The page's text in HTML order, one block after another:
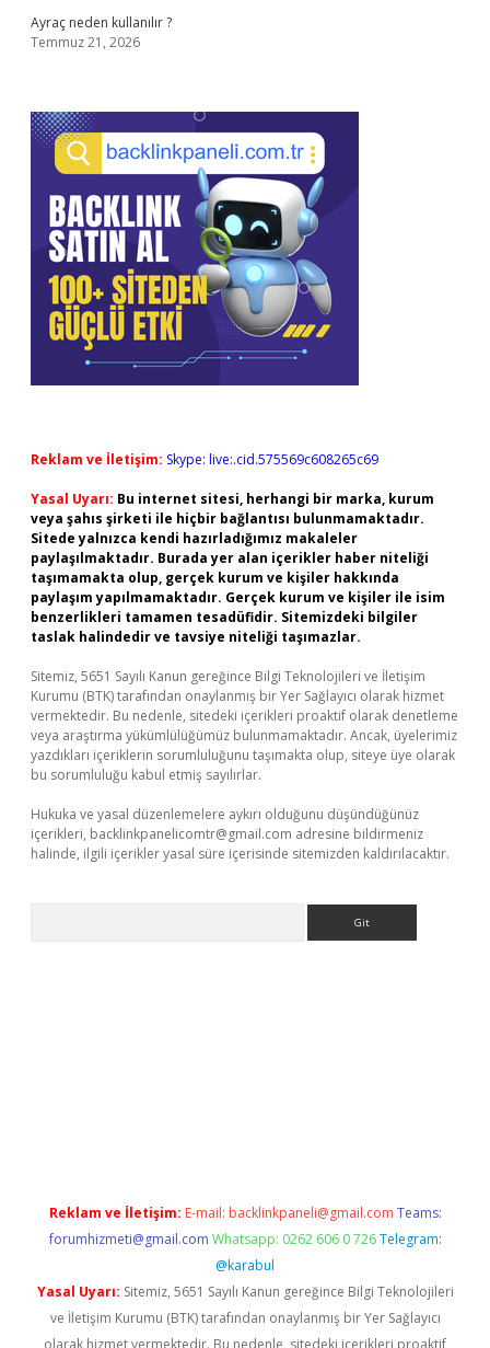
Ayraç neden kullanılır ?
Temmuz 21, 2026
Reklam ve İletişim: Skype: live:.cid.575569c608265c69
Yasal Uyarı: Bu internet sitesi, herhangi bir marka, kurum
veya şahıs şirketi ile hiçbir bağlantısı bulunmamaktadır.
Sitede yalnızca kendi hazırladığımız makaleler
paylaşılmaktadır. Burada yer alan içerikler haber niteliği
taşımamakta olup, gerçek kurum ve kişiler hakkında
paylaşım yapılmamaktadır. Gerçek kurum ve kişiler ile isim
benzerlikleri tamamen tesadüfidir. Sitemizdeki bilgiler
taslak halindedir ve tavsiye niteliği taşımazlar.
Sitemiz, 5651 Sayılı Kanun gereğince Bilgi Teknolojileri ve İletişim
Kurumu (BTK) tarafından onaylanmış bir Yer Sağlayıcı olarak hizmet
vermektedir. Bu nedenle, sitedeki içerikleri proaktif olarak denetleme
veya araştırma yükümlülüğümüz bulunmamaktadır. Ancak, üyelerimiz
yazdıkları içeriklerin sorumluluğunu taşımakta olup, siteye üye olarak
bu sorumluluğu kabul etmiş sayılırlar.
Hukuka ve yasal düzenlemelere aykırı olduğunu düşündüğünüz
içerikleri, backlinkpanelicomtr@gmail.com adresine bildirmeniz
halinde, ilgili içerikler yasal süre içerisinde sitemizden kaldırılacaktır.
Reklam ve İletişim: E-mail: backlinkpaneli@gmail.com Teams:
forumhizmeti@gmail.com Whatsapp: 0262 606 0 726 Telegram:
@karabul
Yasal Uyarı: Sitemiz, 5651 Sayılı Kanun gereğince Bilgi Teknolojileri
ve İletişim Kurumu (BTK) tarafından onaylanmış bir Yer Sağlayıcı
olarak hizmet vermektedir. Bu nedenle, sitedeki içerikleri proaktif